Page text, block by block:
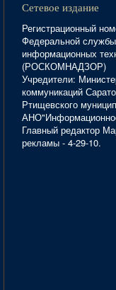
Сетевое издание
Регистрационный
Федеральной
информационных
(РОСКОМНАДЗОР)
Учредители:
коммуникаций
Ртищевского
Главный редактор
рекламы - 4-29-10.